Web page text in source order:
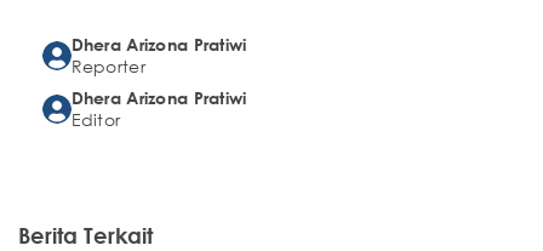
Dhera Arizona Pratiwi
Reporter
Dhera Arizona Pratiwi
Editor
Berita Terkait